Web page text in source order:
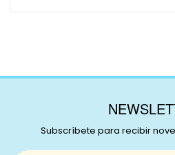
Subscríbete para recibir